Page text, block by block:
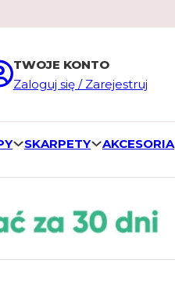
TWOJE KONTO
Zaloguj się / Zarejestruj
SKARPETY AKCESORIA